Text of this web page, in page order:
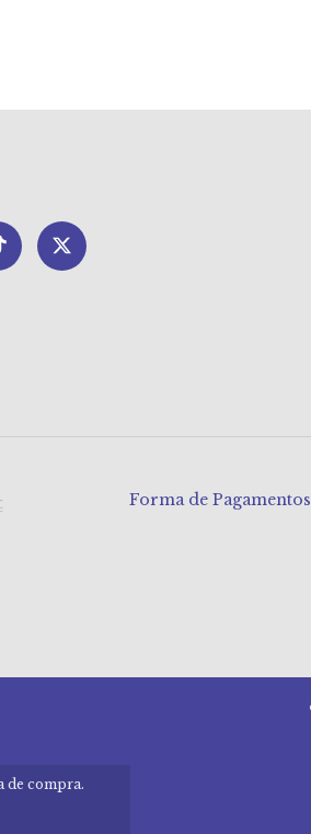
de compra.
Forma de Pagamentos